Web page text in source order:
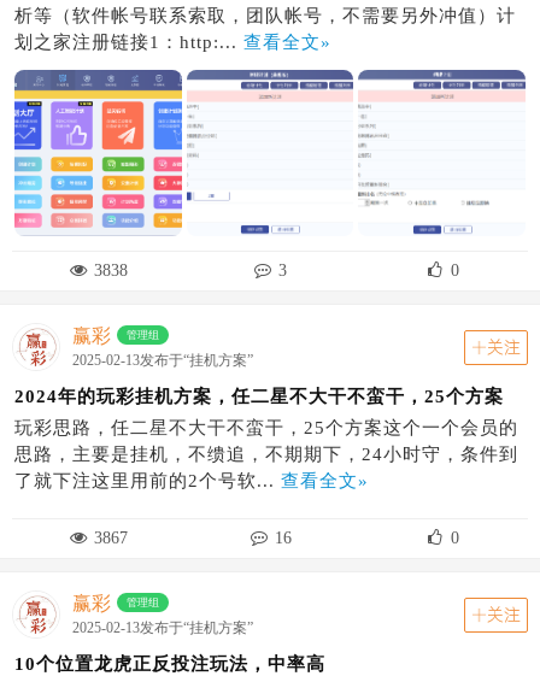
析等（软件帐号联系索取，团队帐号，不需要另外冲值）计
划之家注册链接1：http:... 查看全文»
3838 3 0
赢彩 管理组
2025-02-13发布于“挂机方案”
关注
2024年的玩彩挂机方案，任二星不大干不蛮干，25个方案
玩彩思路，任二星不大干不蛮干，25个方案这个一个会员的
思路，主要是挂机，不缋追，不期期下，24小时守，条件到
了就下注这里用前的2个号软... 查看全文»
3867 16 0
赢彩 管理组
2025-02-13发布于“挂机方案”
关注
10个位置龙虎正反投注玩法，中率高